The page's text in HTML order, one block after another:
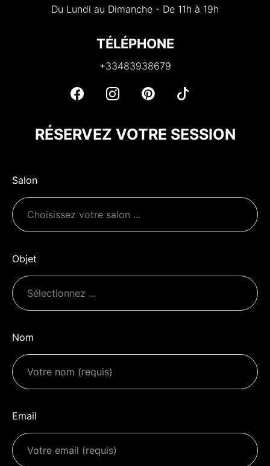
Du Lundi au Dimanche - De 11h à 19h
TÉLÉPHONE
+33483938679
RÉSERVEZ VOTRE SESSION
Salon
Objet
Nom
Email